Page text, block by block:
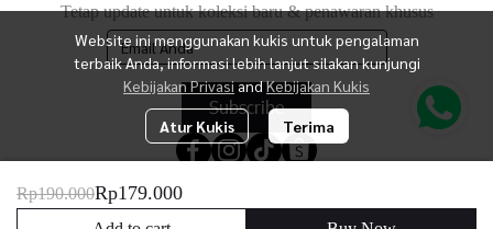
Rp190.000Rp179.000
Website ini menggunakan kukis untuk pengalaman
terbaik Anda, informasi lebih lanjut silakan kunjungi
Kebijakan PrivasiandKebijakan Kukis
Atur Kukis Terima
Tetap update untuk koleksi baru & penawaran khusus
Subscribe
TEM.PEH - OFFICIAL WEBSITE